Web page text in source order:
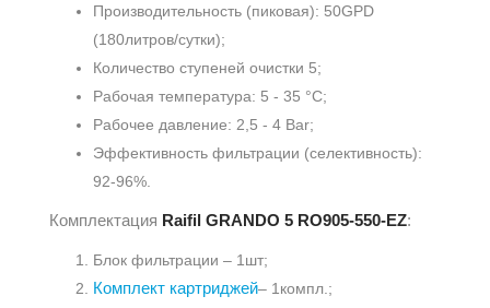
Производительность (пиковая): 50GPD
(180литров/сутки);
Количество ступеней очистки 5;
Рабочая температура: 5 - 35 °С;
Рабочее давление: 2,5 - 4 Bar;
Эффективность фильтрации (селективность):
92-96%.
Комплектация Raifil GRANDO 5 RO905-550-EZ:
Блок фильтрации – 1шт;
Комплект картриджей– 1компл.;